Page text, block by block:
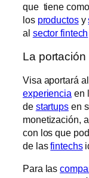
que tiene
los productosy
al sector fintech
La portación
Visa aportará al
experiencia en
de startupsen
monetización,
con los que
de lasfintechs
Para las